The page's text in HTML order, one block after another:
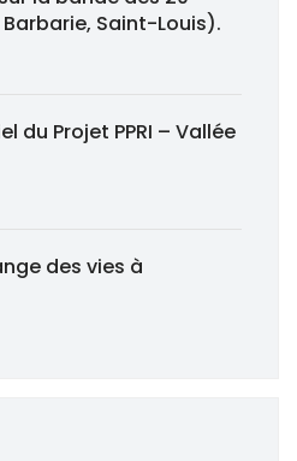
Saint-Louis).
du Projet PPRI – Vallée
des vies à